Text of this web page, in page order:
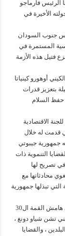
الرئيس فارماجو
الأخيرة في
جنوب السودان
المستمرة في
فتيل هذه الأزمة
أوهورو كينياتا
بتعزيز قدرات
حفظ السلام
الاقتصادية
قدمت له خلال
جمهورية جيبوتي
التنموية ذات
تصريح لها
محادثاتها مع
التي تبذلها جمهورية
وأخيرا ، التقى رئيس الجمهورية يوم الاثنين الماضي على هامش القمة ال30
تشن شياو دونغ ،
، والقضايا